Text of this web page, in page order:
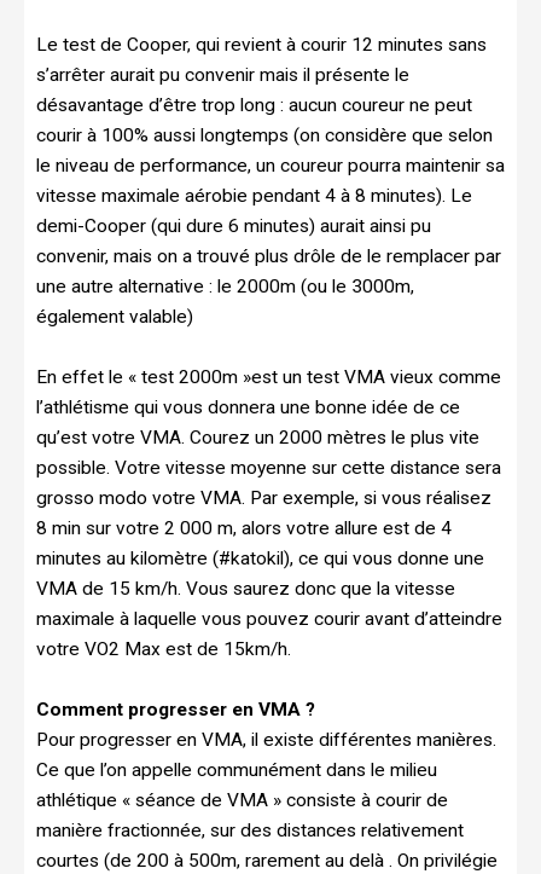
Le test de Cooper, qui revient à courir 12 minutes sans
s’arrêter aurait pu convenir mais il présente le
désavantage d’être trop long : aucun coureur ne peut
courir à 100% aussi longtemps (on considère que selon
le niveau de performance, un coureur pourra maintenir sa
vitesse maximale aérobie pendant 4 à 8 minutes). Le
demi-Cooper (qui dure 6 minutes) aurait ainsi pu
convenir, mais on a trouvé plus drôle de le remplacer par
une autre alternative : le 2000m (ou le 3000m,
également valable)
En effet le « test 2000m »est un test VMA vieux comme
l’athlétisme qui vous donnera une bonne idée de ce
qu’est votre VMA. Courez un 2000 mètres le plus vite
possible. Votre vitesse moyenne sur cette distance sera
grosso modo votre VMA. Par exemple, si vous réalisez
8 min sur votre 2 000 m, alors votre allure est de 4
minutes au kilomètre (#katokil), ce qui vous donne une
VMA de 15 km/h. Vous saurez donc que la vitesse
maximale à laquelle vous pouvez courir avant d’atteindre
votre VO2 Max est de 15km/h.
Comment progresser en VMA ?
Pour progresser en VMA, il existe différentes manières.
Ce que l’on appelle communément dans le milieu
athlétique « séance de VMA » consiste à courir de
manière fractionnée, sur des distances relativement
courtes (de 200 à 500m, rarement au delà . On privilégie